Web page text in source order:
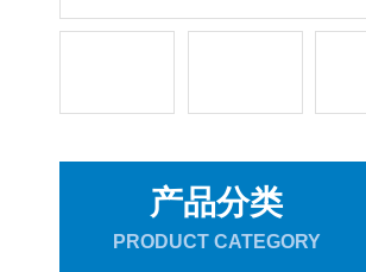
产品分类
PRODUCT CATEGORY